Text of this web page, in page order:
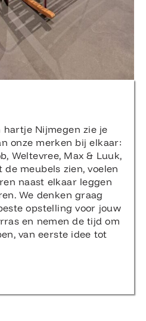
hartje Nijmegen zie je
onze merken bij elkaar:
Weltevree, Max & Luuk,
de meubels zien, voelen
naast elkaar leggen
We denken graag
opstelling voor jouw
en nemen de tijd om
van eerste idee tot